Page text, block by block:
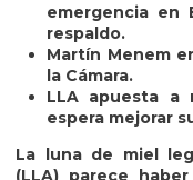
emergencia en
respaldo.
Martín Menem
la Cámara.
LLA apuesta a
espera mejorar
La luna de miel
(LLA) parece